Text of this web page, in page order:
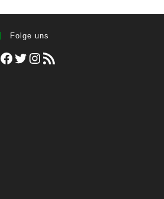
Folge uns
Facebook
TwitterInstagram
RSS-Feed